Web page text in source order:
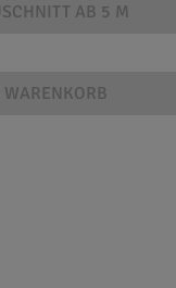
AB 5 M
WARENKORB